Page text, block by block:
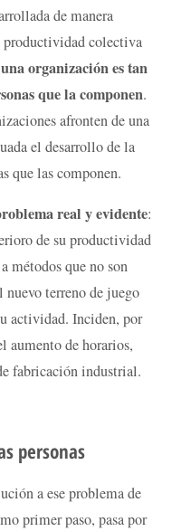
de manera
productividad colectiva
una organización es tan
que la componen.
afronten de una
el desarrollo de la
que las componen.
real y evidente:
de su productividad
métodos que no son
nuevo terreno de juego
actividad. Inciden, por
aumento de horarios,
fabricación industrial.
personas
a ese problema de
primer paso, pasa por